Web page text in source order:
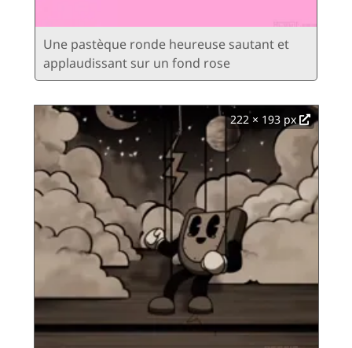
Une pastèque ronde heureuse sautant et
applaudissant sur un fond rose
222 × 193 px